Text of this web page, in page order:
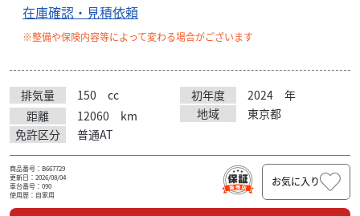
在庫確認・見積依頼
※整備や保険内容等によって変わる場合がございます
排気量 150 cc 初年度 2024
年
距離
12060 km 地域
東京都
免許区分
普通AT
商品番号：B667729
更新日：2026/08/04
車台番号：090
使用歴：自家用
お気に入り